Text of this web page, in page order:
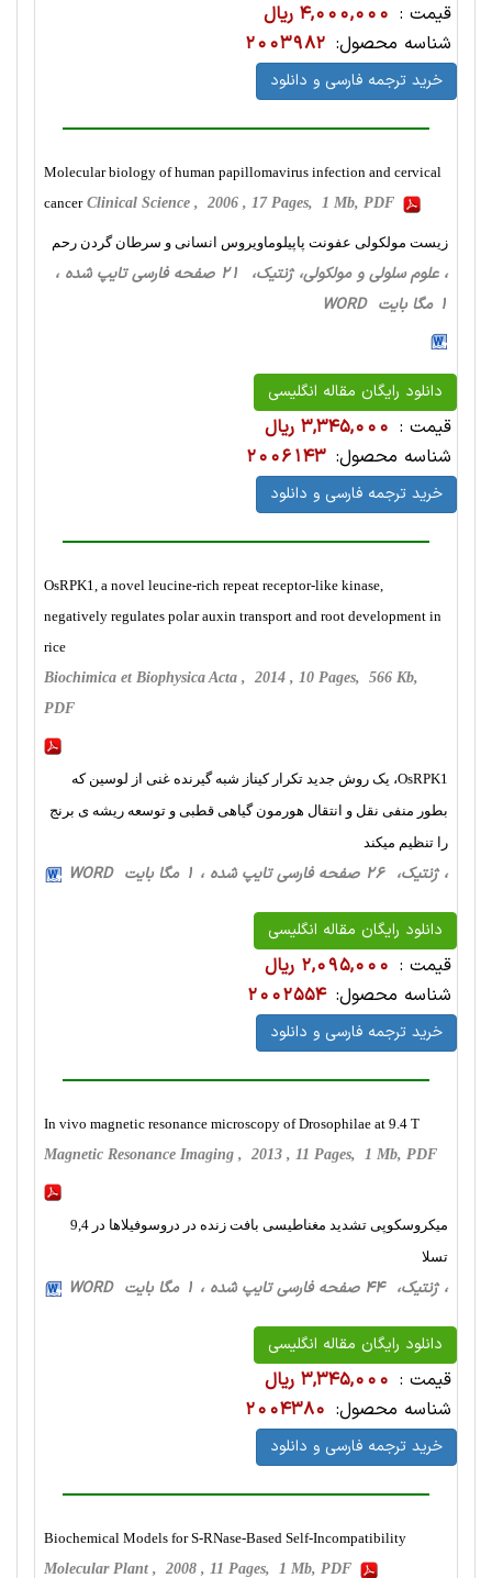
قیمت : 4,000,000 ریال
شناسه محصول: 2003982
خرید ترجمه فارسی و دانلود
Molecular biology of human papillomavirus infection and cervical
cancer Clinical Science , 2006 , 17 Pages, 1 Mb, PDF
زیست مولکولی عفونت پاپیلوماویروس انسانی و سرطان گردن رحم
، علوم سلولی و مولکولی، ژنتیک، 21 صفحه فارسی تایپ شده ،
1 مگا بایت WORD
دانلود رایگان مقاله انگلیسی
قیمت : 3,345,000 ریال
شناسه محصول: 2006143
خرید ترجمه فارسی و دانلود
OsRPK1, a novel leucine-rich repeat receptor-like kinase,
negatively regulates polar auxin transport and root development in
rice
Biochimica et Biophysica Acta , 2014 , 10 Pages, 566 Kb,
PDF
OsRPK1، یک روش جدید تکرار کیناز شبه گیرنده غنی از لوسین که
بطور منفی نقل و انتقال هورمون گیاهی قطبی و توسعه ریشه ی برنج
را تنظیم میکند
، ژنتیک، 26 صفحه فارسی تایپ شده ، 1 مگا بایت WORD
دانلود رایگان مقاله انگلیسی
قیمت : 2,095,000 ریال
شناسه محصول: 2002554
خرید ترجمه فارسی و دانلود
In vivo magnetic resonance microscopy of Drosophilae at 9.4 T
Magnetic Resonance Imaging , 2013 , 11 Pages, 1 Mb, PDF
میکروسکوپی تشدید مغناطیسی بافت زنده در دروسوفیلاها در 9,4
تسلا
، ژنتیک، 44 صفحه فارسی تایپ شده ، 1 مگا بایت WORD
دانلود رایگان مقاله انگلیسی
قیمت : 3,345,000 ریال
شناسه محصول: 2004380
خرید ترجمه فارسی و دانلود
Biochemical Models for S-RNase-Based Self-Incompatibility
Molecular Plant , 2008 , 11 Pages, 1 Mb, PDF